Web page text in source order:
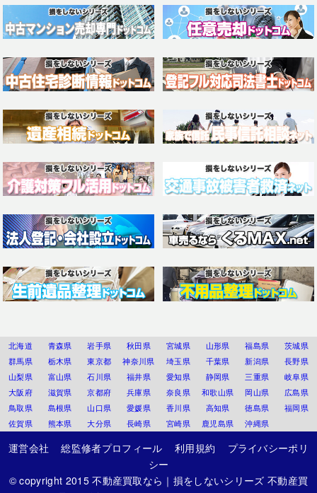
北海道 青森県 岩手県 秋田県 宮城県 山形県 福島県
茨城県
群馬県
栃木県 東京都 神奈川県 埼玉県 千葉県 新潟県
長野県
山梨県
富山県 石川県 福井県 愛知県 静岡県 三重県
岐阜県
大阪府
滋賀県 京都府 兵庫県 奈良県 和歌山県 岡山県
広島県
鳥取県
島根県 山口県 愛媛県 香川県 高知県 徳島県
福岡県
佐賀県
熊本県 大分県 長崎県 宮崎県 鹿児島県 沖縄県
運営会社 総監修者プロフィール 利用規約
プライバシーポリ
シー
© copyright 2015不動産買取なら｜損をしないシリーズ 不動産買